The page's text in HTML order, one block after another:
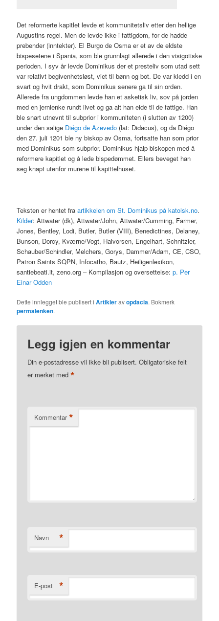
Det reformerte kapitlet levde et kommunitetsliv etter den hellige
Augustins regel. Men de levde ikke i fattigdom, for de hadde
prebender (inntekter). El Burgo de Osma er et av de eldste
bispesetene i Spania, som ble grunnlagt allerede i den visigotiske
perioden. I syv år levde Dominikus der et presteliv som utad sett
var relativt begivenhetsløst, viet til bønn og bot. De var kledd i en
svart og hvit drakt, som Dominikus senere ga til sin orden.
Allerede fra ungdommen levde han et asketisk liv, sov på jorden
med en jernlenke rundt livet og ga alt han eide til de fattige. Han
ble snart utnevnt til subprior i kommuniteten (i slutten av 1200)
under den salige Diégo de Azevedo (lat: Didacus), og da Diégo
den 27. juli 1201 ble ny biskop av Osma, fortsatte han som prior
med Dominikus som subprior. Dominikus hjalp biskopen med å
reformere kapitlet og å lede bispedømmet. Ellers beveget han
seg knapt utenfor murene til kapittelhuset.
Teksten er hentet fraartikkelen om St. Dominikus på katolsk.no.
Kilder: Attwater (dk), Attwater/John, Attwater/Cumming, Farmer,
Jones, Bentley, Lodi, Butler, Butler (VIII), Benedictines, Delaney,
Bunson, Dorcy, Kværne/Vogt, Halvorsen, Engelhart, Schnitzler,
Schauber/Schindler, Melchers, Gorys, Dammer/Adam, CE, CSO,
Patron Saints SQPN, Infocatho, Bautz, Heiligenlexikon,
santiebeati.it, zeno.org – Kompilasjon og oversettelse:p. Per
Einar Odden
Dette innlegget ble publisert iArtikleravopdacia. Bokmerk
permalenken.
Legg igjen en kommentar
Din e-postadresse vil ikke bli publisert. Obligatoriske felt
er merket med*
Kommentar *
Navn *
E-post *